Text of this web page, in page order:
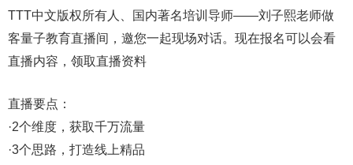
TTT中文版权所有人、国内著名培训导师——刘子熙老师做
客量子教育直播间，邀您一起现场对话。现在报名可以会看
直播内容，领取直播资料
直播要点：
·2个维度，获取千万流量
·3个思路，打造线上精品